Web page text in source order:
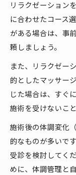
リラクゼーション
に合わせたコース
がある場合は、事
頼しましょう。
また、リラクゼー
的としたマッサー
じた場合は、すぐ
施術を受けないこ
施術後の体調変化
的なものが多いで
受診を検討してく
めに、体調管理と